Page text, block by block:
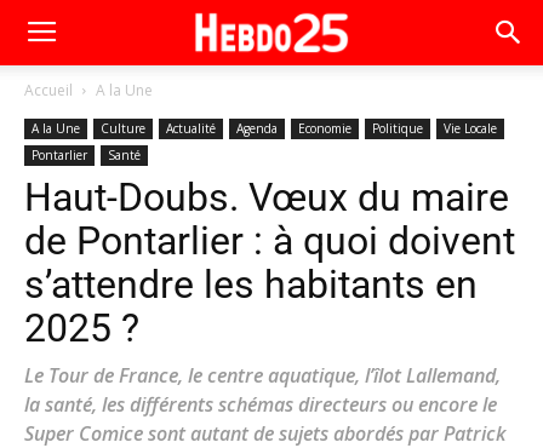
Accueil A la Une
A la Une Culture Actualité Agenda Economie Politique
Vie Locale
Pontarlier
Santé
Haut-Doubs. Vœux du maire
de Pontarlier : à quoi doivent
s’attendre les habitants en
2025 ?
Le Tour de France, le centre aquatique, l’îlot Lallemand,
la santé, les différents schémas directeurs ou encore le
Super Comice sont autant de sujets abordés par Patrick